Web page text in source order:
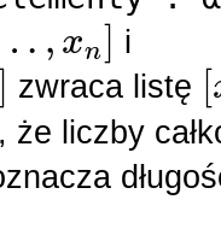
, xn] i
zwraca listę [y
że liczby